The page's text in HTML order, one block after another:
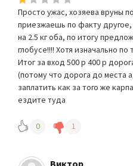
Просто ужас, хозяева вруны
приезжаешь по факту другое,
на 2.5 кг оба, по итогу
глобусе!!!! Хотя изначально
Итог за вход 500 р 400 р
(потому что дорога до места
заплатить как за того же
ездите туда
0 1
Виктор